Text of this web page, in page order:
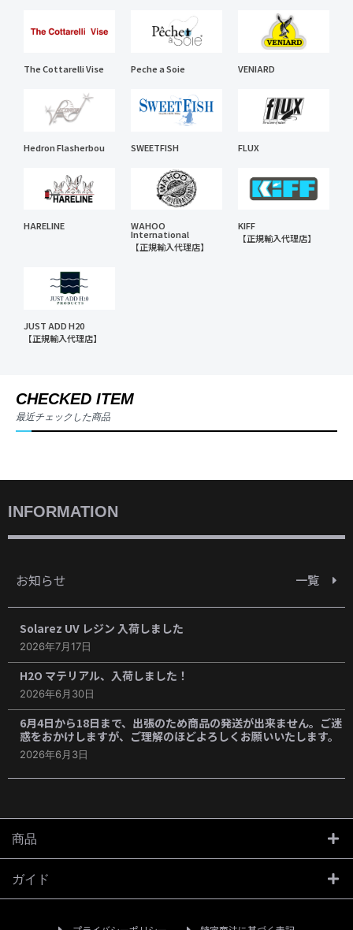
The Cottarelli Vise Peche a Soie VENIARD
Hedron Flasherbou SWEETFISH FLUX
HARELINE WAHOO
International
【正規輸入代理店】
KIFF
【正規輸入代理店】
JUST ADD H20
【正規輸入代理店】
CHECKED ITEM
最近チェックした商品
INFORMATION
お知らせ 一覧
Solarez UV レジン 入荷しました
2026年7月17日
H2O マテリアル、入荷しました！
2026年6月30日
6月4日から18日まで、出張のため商品の発送が出来ません。ご迷
惑をおかけしますが、ご理解のほどよろしくお願いいたします。
2026年6月3日
商品
ガイド